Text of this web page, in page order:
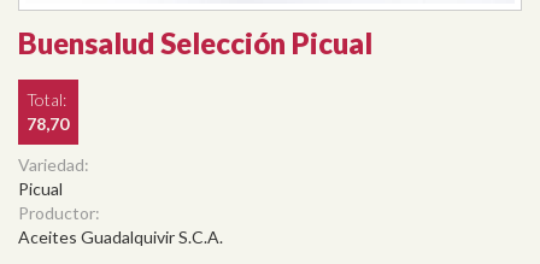
Buensalud Selección Picual
Total:
78,70
Variedad:
Picual
Productor:
Aceites Guadalquivir S.C.A.